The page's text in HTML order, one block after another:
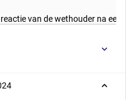
van de wethouder na een